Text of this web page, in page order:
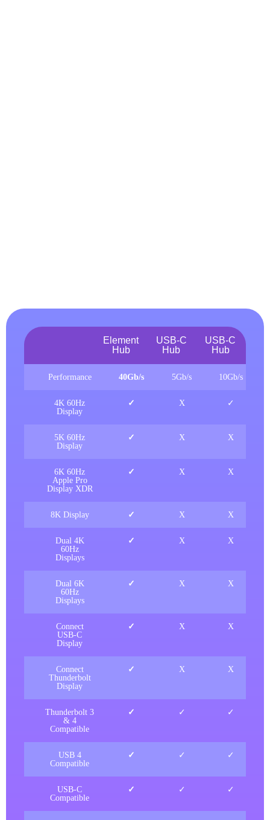
Element
Hub
USB-C
Hub
USB-C
Hub
Performance 40Gb/s 5Gb/s 10Gb/s
4K 60Hz
Display
✓ X ✓
5K 60Hz
Display
✓ X X
6K 60Hz
Apple Pro
Display XDR
✓ X X
8K Display ✓ X X
Dual 4K
60Hz
Displays
✓ X X
Dual 6K
60Hz
Displays
✓ X X
Connect
USB-C
Display
✓ X X
Connect
Thunderbolt
Display
✓ X X
Thunderbolt 3
& 4
Compatible
✓ ✓ ✓
USB 4
Compatible
✓ ✓ ✓
USB-C
Compatible
✓ ✓ ✓